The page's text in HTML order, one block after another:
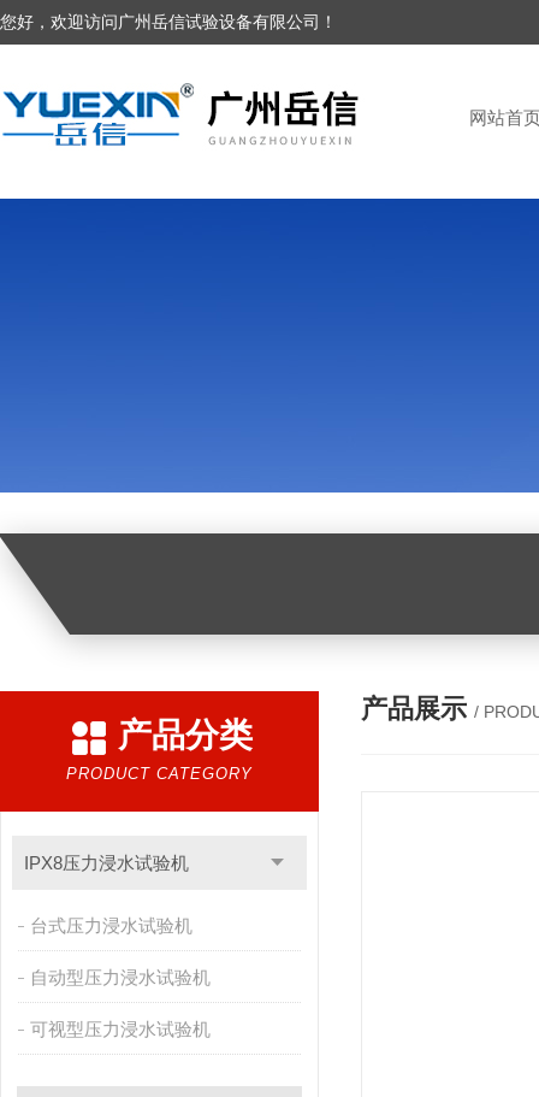
您好，欢迎访问广州岳信试验设备有限公司！
网站首
产品分类
PRODUCT CATEGORY
IPX8压力浸水试验机
台式压力浸水试验机
自动型压力浸水试验机
可视型压力浸水试验机
产品展示 /